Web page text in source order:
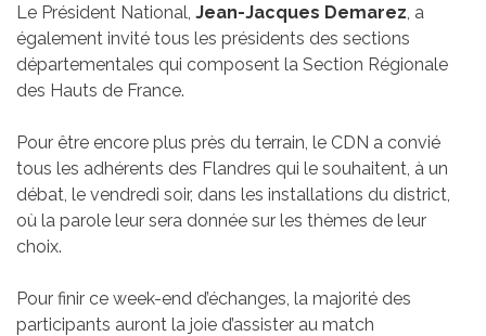
Le Président National, Jean-Jacques Demarez , a
également invité tous les présidents des sections
départementales qui composent la Section Régionale
des Hauts de France.
Pour être encore plus près du terrain, le CDN a convié
tous les adhérents des Flandres qui le souhaitent, à un
débat, le vendredi soir, dans les installations du district,
où la parole leur sera donnée sur les thèmes de leur
choix.
Pour finir ce week-end d’échanges, la majorité des
participants auront la joie d’assister au match